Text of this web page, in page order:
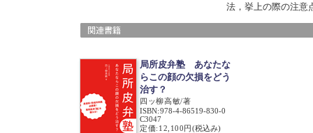
法，挙上の際の注意
局所皮弁塾 あなたな
らこの顔の欠損をどう
治す？
四ッ柳高敏/著
ISBN:978-4-86519-830-0
C3047
定価:12,100円(税込み)